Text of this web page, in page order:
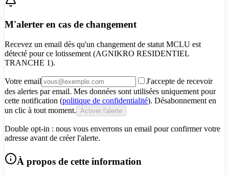
M'alerter en cas de changement
Recevez un email dès qu'un changement de statut MCLU est
détecté pource lotissement (AGNIKRO RESIDENTIEL
TRANCHE 1).
Votre email
J'accepte de recevoir
des alertes par email. Mes données sont utilisées uniquement pour
cette notification (politique de confidentialité). Désabonnement en
un clic à tout moment. Activer l'alerte
Double opt-in : nous vous enverrons un email pour confirmer votre
adresse avant de créer l'alerte.
À propos de cette information